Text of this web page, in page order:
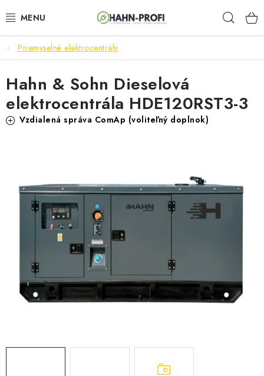
na
ELEKTROCENTRÁLY
ZAHRADNÍ TECHNIKA
STAVEBNÁ TECHNIKA
OHRIEVAČE
KLIMATIZÁCIA
VYHRIEVANIE
OUTLET
Priemyselné elektrocentrály
Hahn & Sohn Dieselová
elektrocentrála HDE120RST3-3
Vzdialená správa ComAp (voliteľný doplnok)